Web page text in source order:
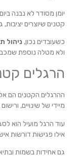
יומן מסודר לא נבנה
קטנים שיוצרים
כשעובדים נכון, ניהול
ולא מטלה נוספת
הרגלים
ההרגלים הקטנים הם
מיידי של שינויים,
עוד הרגל מועיל הוא
אילו פגישות דורשות
גם אחידות בשמות